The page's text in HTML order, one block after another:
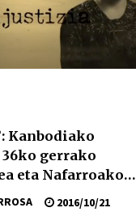
sareko IX. topaketak!
13
Kanbodiako
gerrako
eta Nafarroako
2016/10/21